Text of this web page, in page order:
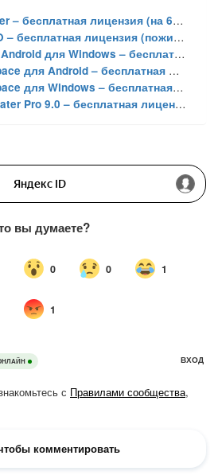
лицензия (на 6 месяцев)
лицензия (пожизненная)
Windows – бесплатная лицензия на 1 год
Android – бесплатная лицензия
Windows – бесплатная лицензия
Pro 9.0 – бесплатная лицензия